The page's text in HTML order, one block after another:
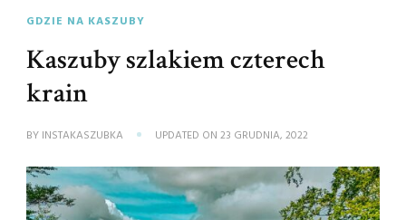
GDZIE NA KASZUBY
Kaszuby szlakiem czterech
krain
BY INSTAKASZUBKA UPDATED ON 23 GRUDNIA, 2022